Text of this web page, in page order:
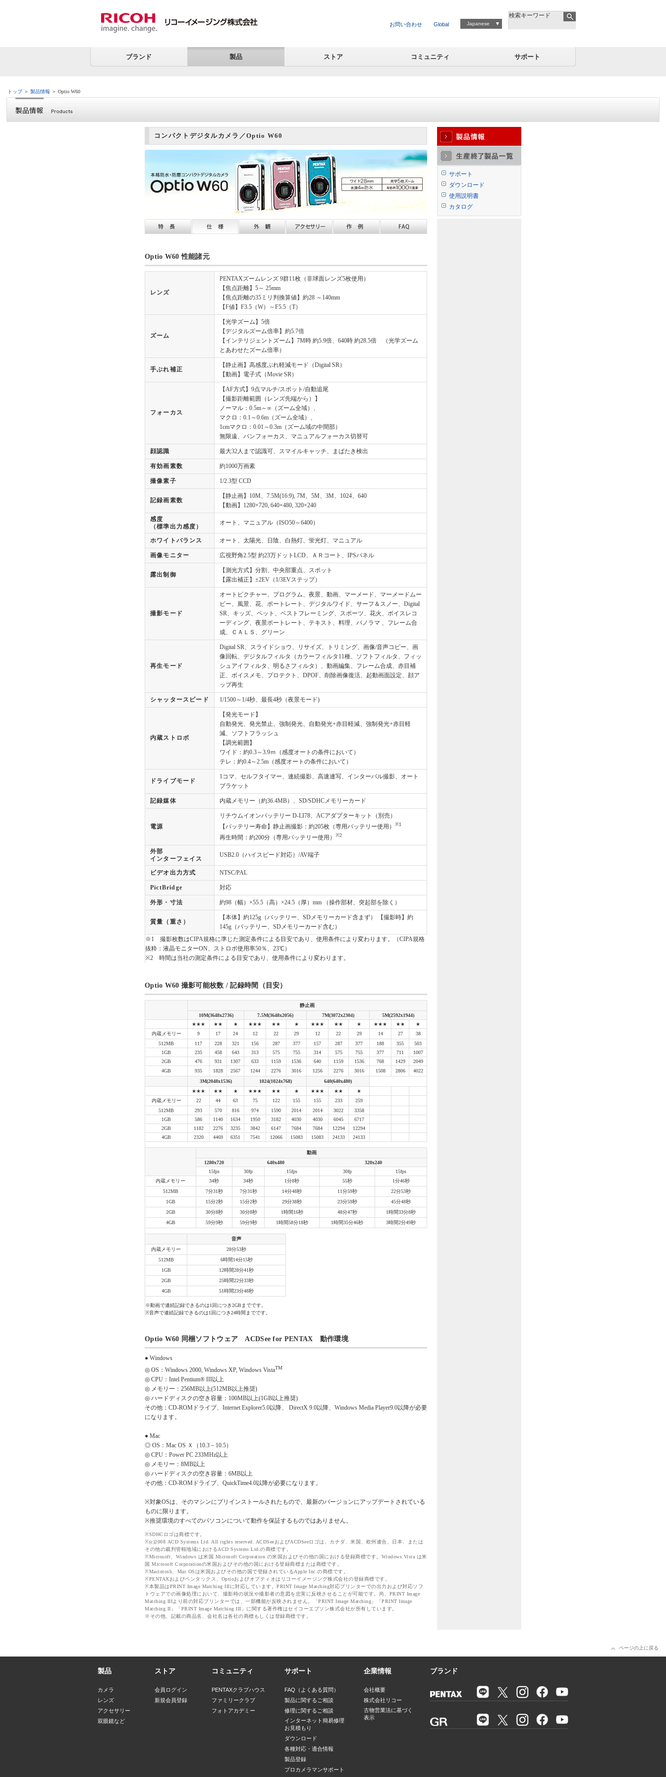
お問い合わせ Global Japanese
検索キーワード
ブランド 製品 ストア コミュニティ サポート
トップ＞ 製品情報 ＞ Optio W60
コンパクトデジタルカメラ／Optio W60
Optio W60 性能諸元
レンズ
PENTAXズームレンズ 9群11枚（非球面レンズ5枚使用）
【焦点距離】5～ 25mm
【焦点距離の35ミリ判換算値】約28 ～140mm
【F値】F3.5（W）～F5.5（T）
ズーム
【光学ズーム】5倍
【デジタルズーム倍率】約5.7倍
【インテリジェントズーム】7M時 約5.9倍、640時 約28.5倍 （光学ズーム
とあわせたズーム倍率）
手ぶれ補正
【静止画】高感度ぶれ軽減モード（Digital SR）
【動画】電子式（Movie SR）
フォーカス
【AF方式】9点マルチ/スポット/自動追尾
【撮影距離範囲（レンズ先端から）】
ノーマル：0.5m～∞（ズーム全域）、
マクロ：0.1～0.6m（ズーム全域）、
1cmマクロ：0.01～0.3m（ズーム域の中間部）
無限遠、パンフォーカス、マニュアルフォーカス切替可
顔認識 最大32人まで認識可、スマイルキャッチ、まばたき検出
有効画素数 約1000万画素
撮像素子 1/2.3型 CCD
記録画素数
【静止画】10M、7.5M(16:9), 7M、5M、3M、1024、640
【動画】1280×720, 640×480, 320×240
感度
（標準出力感度）
オート、マニュアル（ISO50～6400）
ホワイトバランス オート、太陽光、日陰、白熱灯、蛍光灯、マニュアル
画像モニター 広視野角2.5型 約23万ドットLCD、ＡＲコート、IPSパネル
露出制御
【測光方式】分割、中央部重点、スポット
【露出補正】±2EV（1/3EVステップ）
撮影モード
オートピクチャー、プログラム、夜景、動画、マーメード、マーメードムー
ビー、風景、花、ポートレート、デジタルワイド、サーフ＆スノー、Digital
SR、キッズ、ペット、ベストフレーミング、スポーツ、花火、ボイスレコ
ーディング、夜景ポートレート、テキスト、料理、パノラマ 、フレーム合
成、ＣＡＬＳ、グリーン
再生モード
Digital SR、スライドショウ、リサイズ、トリミング、画像/音声コピー、画
像回転、デジタルフィルタ（カラーフィルタ11種、ソフトフィルタ、フィッ
シュアイフィルタ、明るさフィルタ）、動画編集、フレーム合成、赤目補
正、ボイスメモ、プロテクト、DPOF、削除画像復活、起動画面設定、顔ア
ップ再生
シャッタースピード 1/1500～1/4秒、最長4秒（夜景モード)
内蔵ストロボ
【発光モード】
自動発光、発光禁止、強制発光、自動発光+赤目軽減、強制発光+赤目軽
減、ソフトフラッシュ
【調光範囲】
ワイド：約0.3～3.9ｍ（感度オートの条件において）
テレ：約0.4～2.5m（感度オートの条件において）
ドライブモード
1コマ、セルフタイマー、連続撮影、高速連写、インターバル撮影、オート
ブラケット
記録媒体 内蔵メモリー（約36.4MB）、SD/SDHCメモリーカード
電源
リチウムイオンバッテリー D-LI78、ACアダプターキット（別売）
【バッテリー寿命】静止画撮影：約205枚（専用バッテリー使用）
※1
再生時間：約200分（専用バッテリー使用） ※2
外部
インターフェイス
USB2.0（ハイスピード対応）/AV端子
ビデオ出力方式 NTSC/PAL
PictBridge 対応
外形・寸法 約98（幅）×55.5（高）×24.5（厚）mm （操作部材、突起部を除く）
質量（重さ）
【本体】約125g（バッテリー、SDメモリーカード含まず） 【撮影時】約
145g（バッテリー、SDメモリーカード含む）
※1 撮影枚数はCIPA規格に準じた測定条件による目安であり、使用条件により変わります。（CIPA規格
抜粋：液晶モニターON、ストロボ使用率50％、23℃）
※2 時間は当社の測定条件による目安であり、使用条件により変わります。
Optio W60 撮影可能枚数 / 記録時間（目安）
静止画
10M(3648x2736)
7.5M(3648x2056) 7M(3072x2304)
5M(2592x1944)
★★★
★★ ★ ★★★ ★★ ★ ★★★ ★★ ★ ★★★ ★★
★
内蔵メモリー
9 17 24 12 22 29 12 22 29 14 27
38
512MB
117 228 321 156 287 377 157 287 377 188 355
503
1GB
235 458 643 313 575 755 314 575 755 377 711
1007
2GB
476 931 1307 633 1159 1536 640 1159 1536 768 1429
2049
4GB
935 1828 2567 1244 2276 3016 1256 2276 3016 1508 2806
4022
3M(2048x1536)
1024(1024x768)
640(640x480)
★★★
★★ ★ ★★★ ★★ ★ ★★★ ★★
★
内蔵メモリー
22 44 63 75 122 155 155 233
259
512MB
293 570 816 974 1590 2014 2014 3022
3358
1GB
586 1140 1634 1950 3182 4030 4030 6045
6717
2GB
1182 2276 3235 3842 6147 7684 7684 12294
12294
4GB
2320 4469 6351 7541 12066 15083 15083 24133 24133
動画
1280x720
640x480
320x240
15fps
30fp 15fps 30fp
15fps
内蔵メモリー
34秒 34秒 1分8秒 55秒
1分46秒
512MB
7分31秒 7分31秒 14分48秒 11分59秒
22分53秒
1GB
15分2秒 15分2秒 29分38秒 23分59秒
45分48秒
2GB
30分8秒 30分8秒 1時間16秒 48分47秒
1時間33分8秒
4GB
59分9秒 59分9秒 1時間58分18秒 1時間35分46秒 3時間2分49秒
音声
内蔵メモリー
28分53秒
512MB
6時間14分15秒
1GB
12時間28分41秒
2GB
25時間22分33秒
4GB
51時間23分48秒
※動画で連続記録できるのは1回につき2GBまでです。
※音声で連続記録できるのは1回につき24時間までです。
Optio W60 同梱ソフトウェア ACDSee for PENTAX 動作環境
● Windows
◎ OS：Windows 2000, Windows XP, Windows VistaTM
◎ CPU：Intel Pentium® III以上
◎ メモリー：256MB以上(512MB以上推奨)
◎ ハードディスクの空き容量：100MB以上(1GB以上推奨)
その他：CD-ROMドライブ、Internet Explorer5.0以降、 DirectX 9.0以降、Windows Media Player9.0以降が必要
になります。
● Mac
◎ OS：Mac OS Ｘ（10.3－10.5）
◎ CPU：Power PC 233MHz以上
◎ メモリー：8MB以上
◎ ハードディスクの空き容量：6MB以上
その他：CD-ROMドライブ、QuickTime4.0以降が必要になります。
※対象OSは、そのマシンにプリインストールされたもので、最新のバージョンにアップデートされている
ものに限ります。
※推奨環境のすべてのパソコンについて動作を保証するものではありません。
※SDHCロゴは商標です。
※(c)2008 ACD Systems Ltd. All rights reserved. ACDSeeおよびACDSeeロゴは、カナダ、米国、欧州連合、日本、または
その他の裁判管轄地域におけるACD Systems Ltd.の商標です。
※Microsoft、Windows は米国 Microsoft Corporation の米国およびその他の国における登録商標です。Windows Vista は米
国 Microsoft Corporationの米国およびその他の国における登録商標または商標です。
※Macintosh、Mac OSは米国およびその他の国で登録されているApple Inc.の商標です。
※PENTAXおよびペンタックス、Optioおよびオプティオはリコーイメージング株式会社の登録商標です。
※本製品はPRINT Image Matching IIIに対応しています。PRINT Image Matching対応プリンターでの出力および対応ソフ
トウェアでの画像処理において、撮影時の状況や撮影者の意図を忠実に反映させることが可能です。尚、PRINT Image
Matching IIIより前の対応プリンターでは、一部機能が反映されません。「PRINT Image Matching」「PRINT Image
Matching II」「PRINT Image Matching III」に関する著作権はセイコーエプソン株式会社が所有しています。
※その他、記載の商品名、会社名は各社の商標もしくは登録商標です。
サポート
ダウンロード
使用説明書
カタログ
ページの上に戻る
製品
カメラ
レンズ
アクセサリー
双眼鏡など
ストア
会員ログイン
新規会員登録
コミュニティ
PENTAXクラブハウス
ファミリークラブ
フォトアカデミー
サポート
FAQ（よくある質問）
製品に関するご相談
修理に関するご相談
インターネット簡易修理
お見積もり
ダウンロード
各種対応・適合情報
製品登録
プロカメラマンサポート
企業情報
会社概要
株式会社リコー
古物営業法に基づく
表示
ブランド